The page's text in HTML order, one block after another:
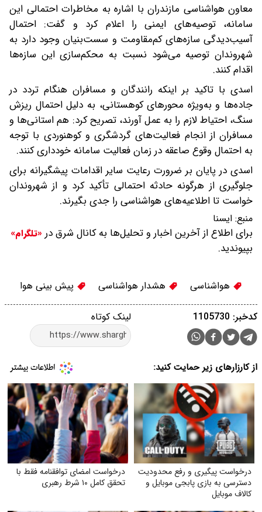
معاون هواشناسی مازندران با اشاره به مخاطرات احتمالی این
سامانه، توصیه‌های ایمنی را اعلام کرد و گفت: احتمال
آسیب‌دیدگی سازه‌های کم‌مقاومت و سست‌بنیان وجود دارد به
شهروندان توصیه می‌شود نسبت به محکم‌سازی این سازه‌ها
اقدام کنند.
اسدی با تاکید بر اینکه رانندگان و مسافران هنگام تردد در
جاده‌ها و به‌ویژه محورهای کوهستانی، به دلیل احتمال ریزش
سنگ، احتیاط لازم را به عمل آورند، تصریح کرد: هم استانی‌ها و
مسافران از انجام فعالیت‌های گردشگری و کوهنوردی با توجه
به احتمال وقوع صاعقه در زمان فعالیت سامانه خودداری کنند.
اسدی در پایان بر ضرورت رعایت سایر اقدامات پیشگیرانه برای
جلوگیری از هرگونه حادثه احتمالی تأکید کرد و از شهروندان
خواست تا اطلاعیه‌های هواشناسی را جدی بگیرند.
منبع: ایسنا
برای اطلاع از آخرین اخبار و تحلیل‌ها به کانال شرق در «تلگرام»
بپیوندید.
هواشناسی هشدار هواشناسی پیش بینی هوا
لینک کوتاه کدخبر: 1105730
از کارزارهای زیر حمایت کنید:
درخواست پیگیری و رفع محدودیت
دسترسی به بازی پابجی موبایل و
کالاف موبایل
درخواست امضای توافقنامه فقط با
تحقق کامل ۱۰ شرط رهبری